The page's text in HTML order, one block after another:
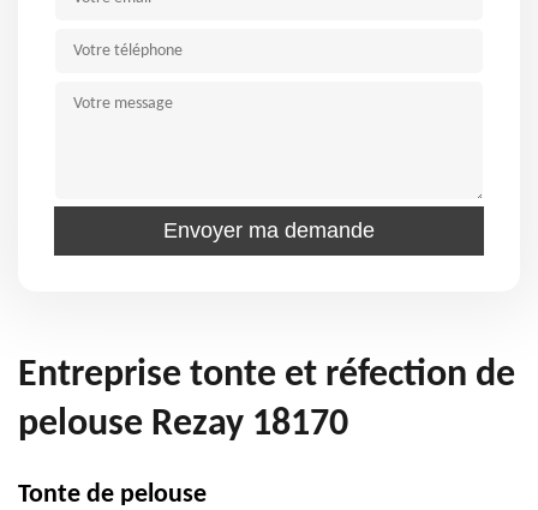
Entreprise tonte et réfection de
pelouse Rezay 18170
Tonte de pelouse